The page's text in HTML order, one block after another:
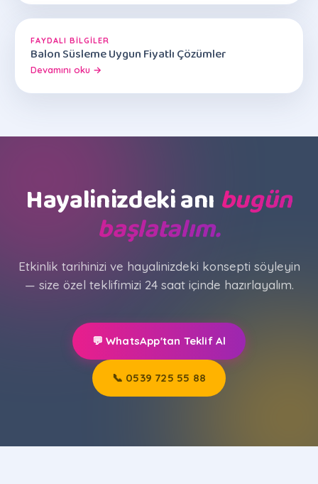
FAYDALI BILGILER
Balon Süsleme Uygun Fiyatlı Çözümler
Devamını oku →
Hayalinizdeki anı bugün
başlatalım.
Etkinlik tarihinizi ve hayalinizdeki konsepti söyleyin
— size özel teklifimizi 24 saat içinde hazırlayalım.
💬 WhatsApp'tan Teklif Al
📞 0539 725 55 88